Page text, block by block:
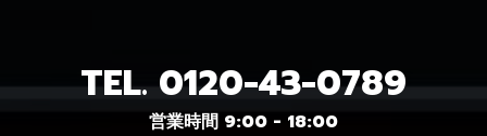
TEL. 0120-43-0789
営業時間 9:00 - 18:00